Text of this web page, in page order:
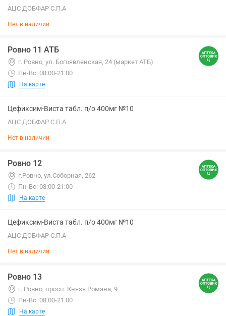
АЦС ДОБФАР С.П.А
Нет в наличии
Ровно 11 АТБ
г. Ровно, ул. Богоявленская, 24 (маркет АТБ)
Пн-Вс: 08:00-21:00
На карте
Цефиксим-Виста табл. п/о 400мг №10
АЦС ДОБФАР С.П.А
Нет в наличии
Ровно 12
г.Ровно, ул.Соборная, 262
Пн-Вс: 08:00-21:00
На карте
Цефиксим-Виста табл. п/о 400мг №10
АЦС ДОБФАР С.П.А
Нет в наличии
Ровно 13
г. Ровно, просп. Князя Романа, 9
Пн-Вс: 08:00-21:00
На карте